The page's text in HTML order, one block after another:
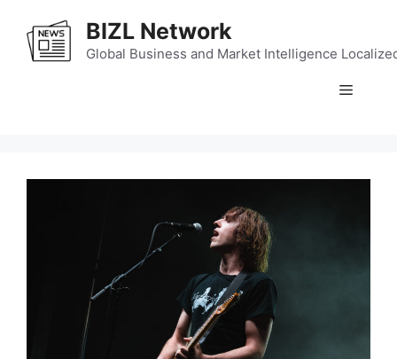
content
BIZL Network
Global Business and Market Intelligence
Menu